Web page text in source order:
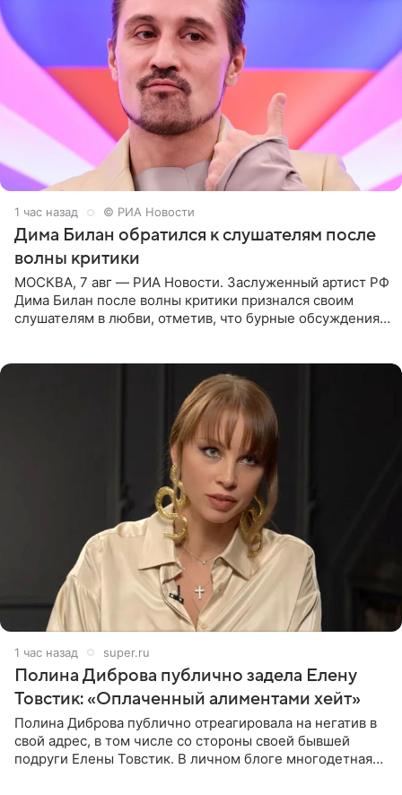
1 час назад © РИА Новости
Дима Билан обратился к слушателям после
волны критики
МОСКВА, 7 авг — РИА Новости. Заслуженный артист РФ
Дима Билан после волны критики признался своим
слушателям в любви, отметив, что бурные обсуждения
1 час назад super.ru
Полина Диброва публично задела Елену
Товстик: «Оплаченный алиментами хейт»
Полина Диброва публично отреагировала на негатив в
свой адрес, в том числе со стороны своей бывшей
подруги Елены Товстик. В личном блоге многодетная